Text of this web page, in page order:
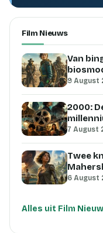
Film Nieuws
Van
9 August
2000:
7 August
Twee
6 August
Alles uit Film